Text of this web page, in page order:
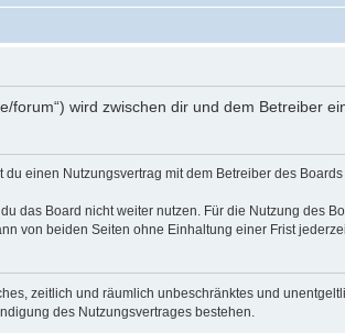
forum“) wird zwischen dir und dem Betreiber
du einen Nutzungsvertrag mit dem Betreiber des
das Board nicht weiter nutzen. Für die Nutzung des
von beiden Seiten ohne Einhaltung einer Frist
zeitlich und räumlich unbeschränktes und
des Nutzungsvertrages bestehen.